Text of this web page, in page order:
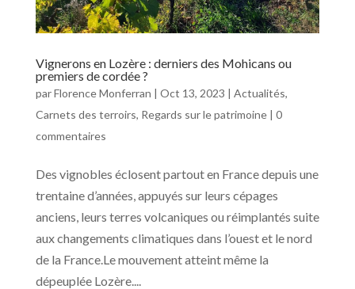
Vignerons en Lozère : derniers des Mohicans ou
premiers de cordée ?
parFlorence Monferran | Oct 13, 2023 | Actualités,
Carnets des terroirs, Regards sur le patrimoine| 0
commentaires
Des vignobles éclosent partout en France depuis une
trentaine d’années, appuyés sur leurs cépages
anciens, leurs terres volcaniques ou réimplantés suite
aux changements climatiques dans l’ouest et le nord
de la France.Le mouvement atteint même la
dépeuplée Lozère....